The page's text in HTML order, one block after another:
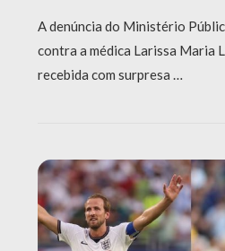
A denúncia do Ministério
contra a médica Larissa Maria
recebida com surpresa …